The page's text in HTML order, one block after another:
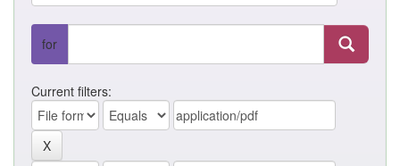
for
Current filters: